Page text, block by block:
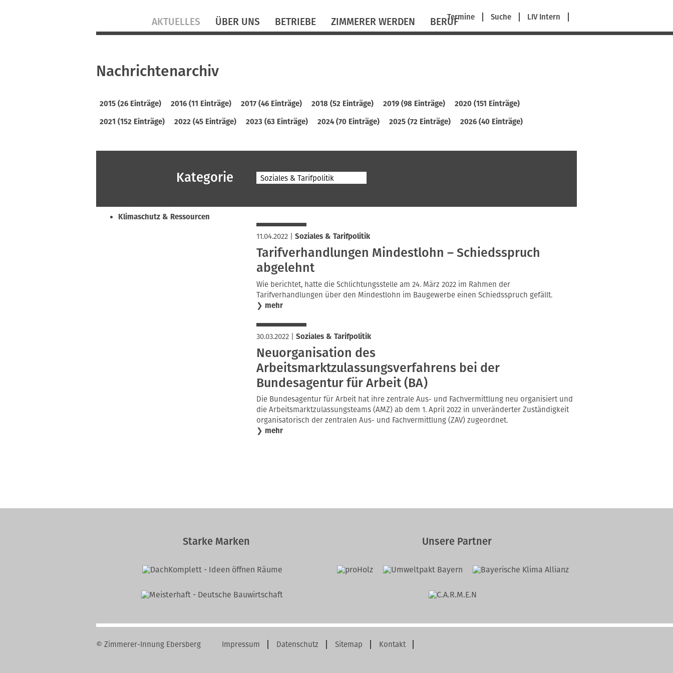
Navigation
überspringen
Termine Suche LIV Intern
überspringen
AKTUELLES ÜBER UNS BETRIEBE ZIMMERER WERDEN BERUF
Nachrichtenarchiv
2015 (26 Einträge) 2016 (11 Einträge) 2017 (46 Einträge) 2018 (52 Einträge) 2019 (98 Einträge)
2020 (151 Einträge)
2021 (152 Einträge)
2022 (45 Einträge) 2023 (63 Einträge) 2024 (70 Einträge) 2025 (72 Einträge) 2026 (40 Einträge)
Kategorie Soziales & Tarifpolitik
Klimaschutz & Ressourcen
11.04.2022| Soziales & Tarifpolitik
Tarifverhandlungen Mindestlohn – Schiedsspruch
abgelehnt
Wie berichtet, hatte die Schlichtungsstelle am 24. März 2022 im Rahmen der
Tarifverhandlungen über den Mindestlohn im Baugewerbe einen Schiedsspruch gefällt.
❯ mehr
30.03.2022| Soziales & Tarifpolitik
Neuorganisation des
Arbeitsmarktzulassungsverfahrens bei der
Bundesagentur für Arbeit (BA)
Die Bundesagentur für Arbeit hat ihre zentrale Aus- und Fachvermittlung neu organisiert und
die Arbeitsmarktzulassungsteams (AMZ) ab dem 1. April 2022 in unveränderter Zuständigkeit
organisatorisch der zentralen Aus- und Fachvermittlung (ZAV) zugeordnet.
❯ mehr
Starke Marken Unsere Partner
© Zimmerer-Innung Ebersberg
Navigation
Impressum Datenschutz Sitemap Kontakt